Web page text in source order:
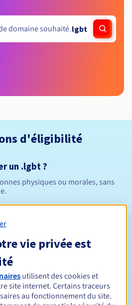
.lgbt
d'éligibilité
un .lgbt ?
physiques ou morales, sans
Entre 1 et 10 ans
Entre 1 et 10 ans
vie privée est
utilisent des cookies et
site internet. Certains traceurs
au fonctionnement du site.